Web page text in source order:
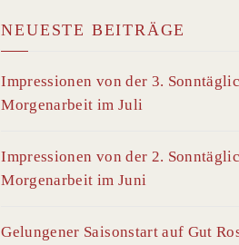
NEUESTE BEITRÄGE
Impressionen von der 3.
Morgenarbeit im Juli
Impressionen von der 2.
Morgenarbeit im Juni
Gelungener Saisonstart auf Gut